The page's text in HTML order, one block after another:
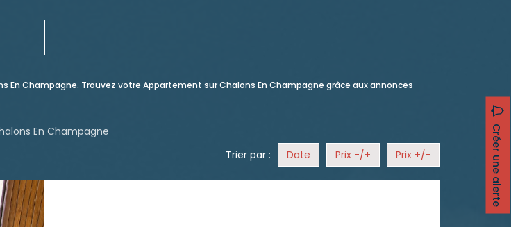
Champagne. Trouvez votre Appartement sur Chalons En Champagne grâce aux annonces
En Champagne Créer une alerte
Trier par : Date Prix -/+ Prix +/-